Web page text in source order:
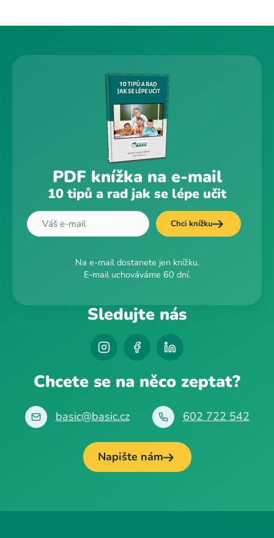
PDF knížka na e-mail
10 tipů a rad jak se lépe učit
Chci knížku
Na e-mail dostanete jen knížku.
E-mail uchováváme 60 dní.
Sledujte nás
Chcete se na něco zeptat?
basic@basic.cz 602 722 542
Napište nám